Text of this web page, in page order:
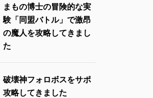
まもの博士の冒険的な実
験「同盟バトル」で激昂
の魔人を攻略してきまし
た
破壊神フォロボスをサポ
攻略してきました